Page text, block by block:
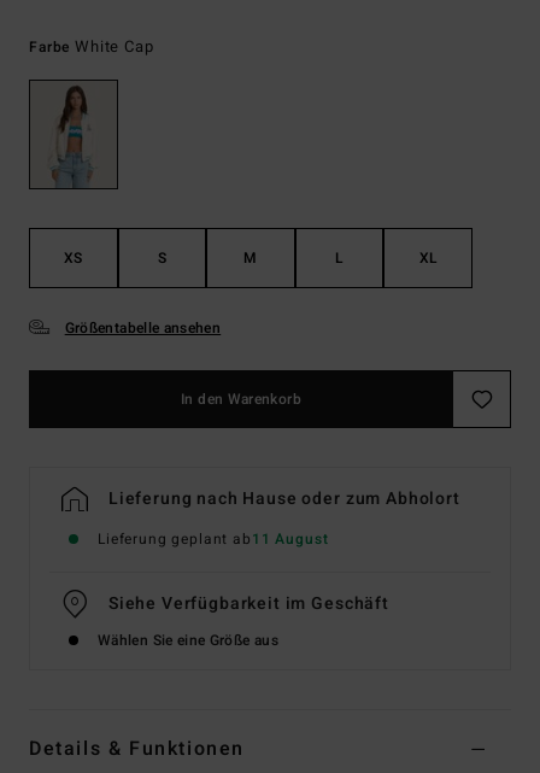
FarbeWhite Cap
XS S M L XL
Größentabelle ansehen
In den Warenkorb
Lieferung nach Hause oder zum Abholort
Lieferung geplant ab11 August
Siehe Verfügbarkeit im Geschäft
Wählen Sie eine Größe aus
Details & Funktionen